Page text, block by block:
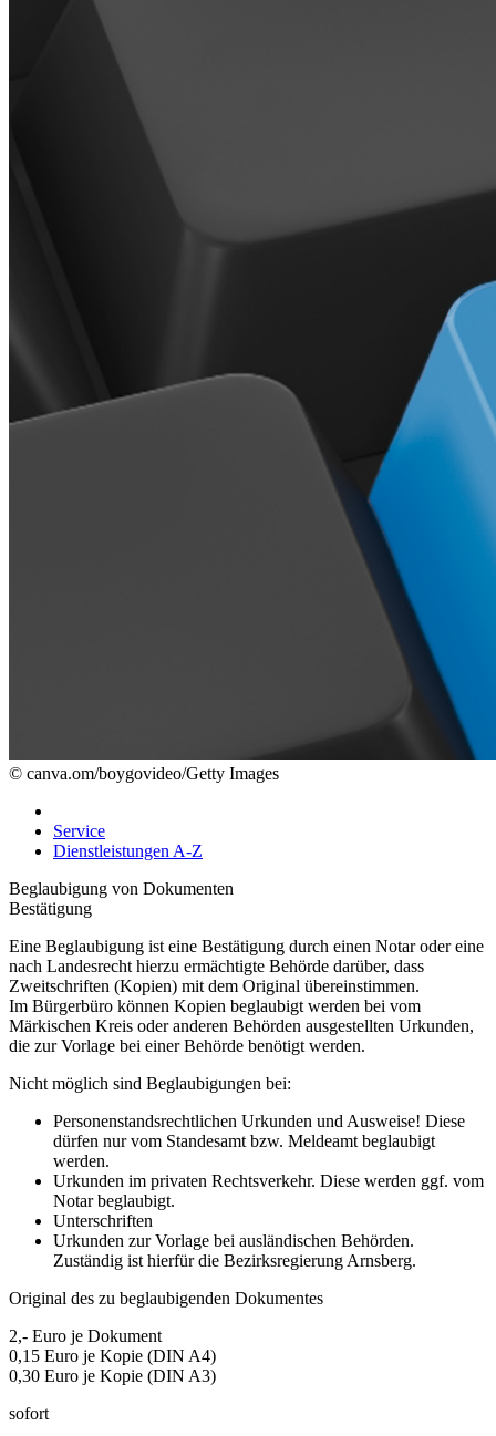
© canva.om/boygovideo/Getty Images
Service
Dienstleistungen A-Z
Beglaubigung von Dokumenten
Bestätigung
Eine Beglaubigung ist eine Bestätigung durch einen Notar oder eine
nach Landesrecht hierzu ermächtigte Behörde darüber, dass
Zweitschriften (Kopien) mit dem Original übereinstimmen.
Im Bürgerbüro können Kopien beglaubigt werden bei vom
Märkischen Kreis oder anderen Behörden ausgestellten Urkunden,
die zur Vorlage bei einer Behörde benötigt werden.
Nicht möglich sind Beglaubigungen bei:
Personenstandsrechtlichen Urkunden und Ausweise! Diese
dürfen nur vom Standesamt bzw. Meldeamt beglaubigt
werden.
Urkunden im privaten Rechtsverkehr. Diese werden ggf. vom
Notar beglaubigt.
Unterschriften
Urkunden zur Vorlage bei ausländischen Behörden.
Zuständig ist hierfür die Bezirksregierung Arnsberg.
Original des zu beglaubigenden Dokumentes
2,- Euro je Dokument
0,15 Euro je Kopie (DIN A4)
0,30 Euro je Kopie (DIN A3)
sofort